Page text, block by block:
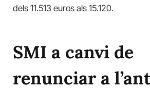
dels 11.513 euros als 15.120.
SMI a canvi de
renunciar a